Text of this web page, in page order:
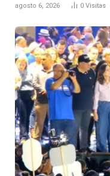
agosto 6, 2026 0 Visitas